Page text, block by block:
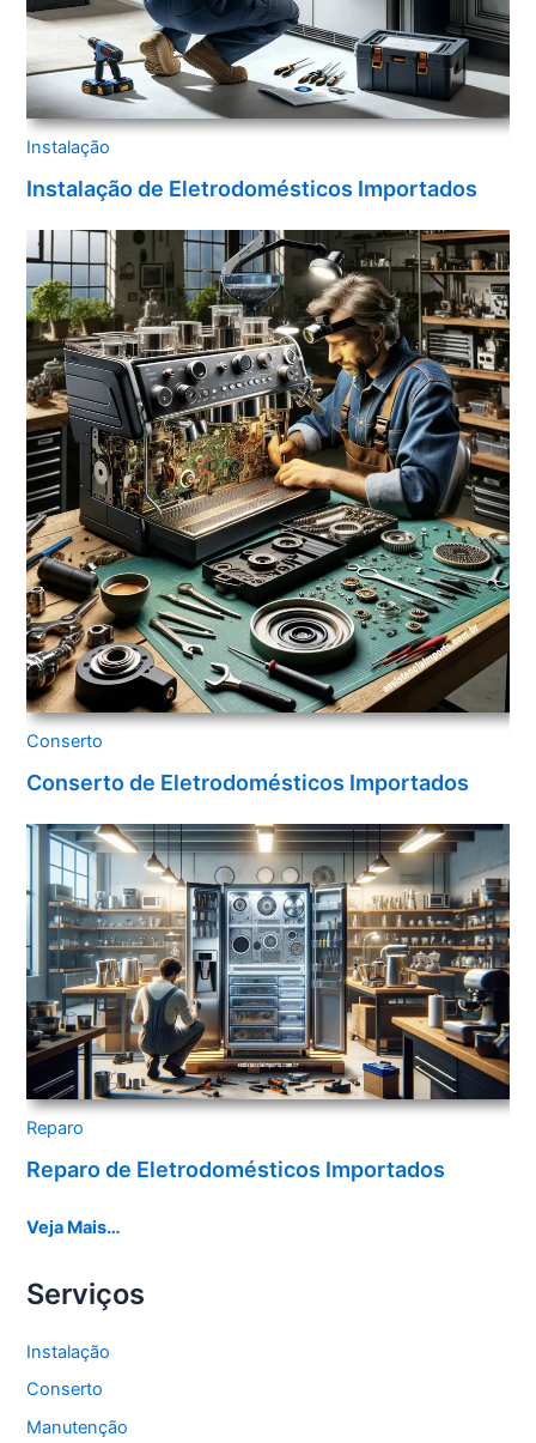
Instalação
Instalação de Eletrodomésticos Importados
Conserto
Conserto de Eletrodomésticos Importados
Reparo
Reparo de Eletrodomésticos Importados
Veja Mais…
Serviços
Instalação
Conserto
Manutenção